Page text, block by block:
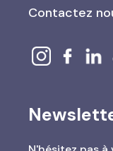
Contactez